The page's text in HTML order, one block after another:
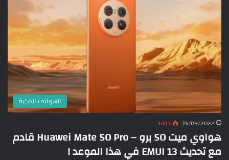
الهواتف الذكية
15/09/2022 3٬513
هواوي ميت 50 برو – Huawei Mate 50 Pro قادم
مع تحديث EMUI 13 في هذا الموعد !